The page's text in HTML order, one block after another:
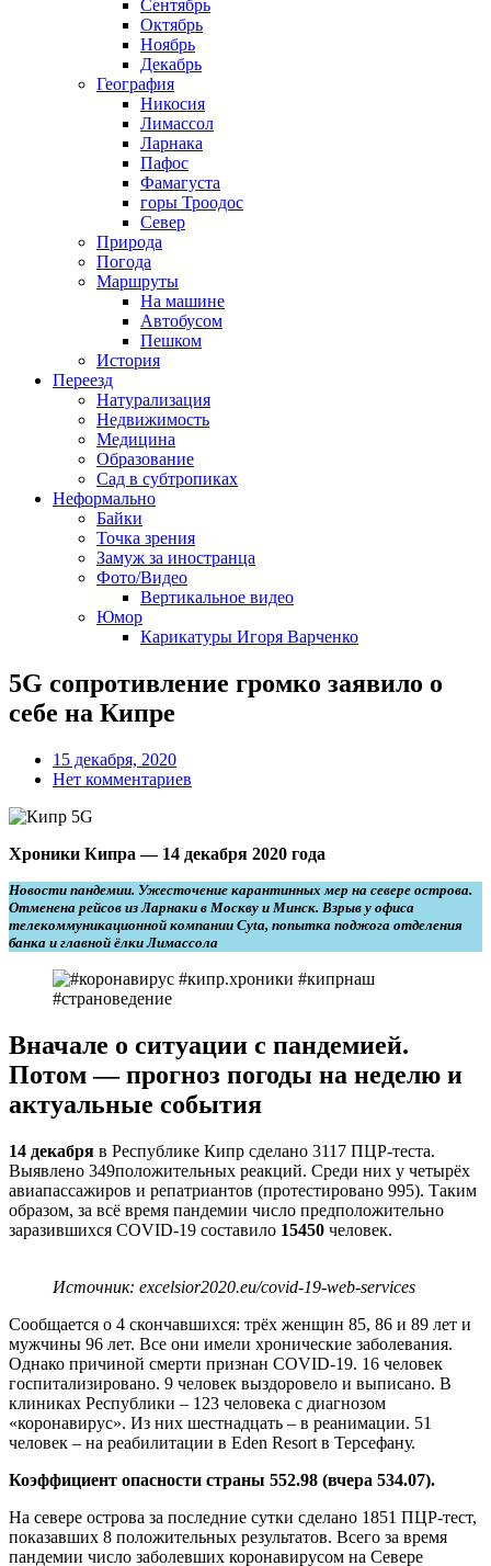
Сентябрь
Октябрь
Ноябрь
Декабрь
География
Никосия
Лимассол
Ларнака
Пафос
Фамагуста
горы Троодос
Север
Природа
Погода
Маршруты
На машине
Автобусом
Пешком
История
Переезд
Натурализация
Недвижимость
Медицина
Образование
Сад в субтропиках
Неформально
Байки
Точка зрения
Замуж за иностранца
Фото/Видео
Вертикальное видео
Юмор
Карикатуры Игоря Варченко
5G cопротивление громко заявило о
себе на Кипре
15 декабря, 2020
Нет комментариев
Хроники Кипра — 14 декабря 2020 года
Новости пандемии. Ужесточение карантинных мер на севере острова.
Отменена рейсов из Ларнаки в Москву и Минск. Взрыв у офиса
телекоммуникационной компании Сyta, попытка поджога отделения
банка и главной ёлки Лимассола
Вначале о ситуации с пандемией.
Потом — прогноз погоды на неделю и
актуальные события
14 декабря в Республике Кипр сделано 3117 ПЦР-теста.
Выявлено 349положительных реакций. Среди них у четырёх
авиапассажиров и репатриантов (протестировано 995). Таким
образом, за всё время пандемии число предположительно
заразившихся COVID-19 составило 15450 человек.
Источник: excelsior2020.eu/covid-19-web-services
Сообщается о 4 скончавшихся: трёх женщин 85, 86 и 89 лет и
мужчины 96 лет. Все они имели хронические заболевания.
Однако причиной смерти признан COVID-19. 16 человек
госпитализировано. 9 человек выздоровело и выписано. В
клиниках Республики – 123 человека с диагнозом
«коронавирус». Из них шестнадцать – в реанимации. 51
человек – на реабилитации в Eden Resort в Терсефану.
Коэффициент опасности страны 552.98 (вчера 534.07).
На севере острова за последние сутки сделано 1851 ПЦР-тест,
показавших 8 положительных результатов. Всего за время
пандемии число заболевших коронавирусом на Севере